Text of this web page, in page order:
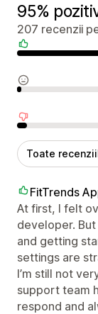
95%
207 recenzii
Recenzii
Recenzii neutre
Recenzii
Toate
FitTrends
At first, I felt
developer.
and getting
settings are
I’m still not
support team
respond and